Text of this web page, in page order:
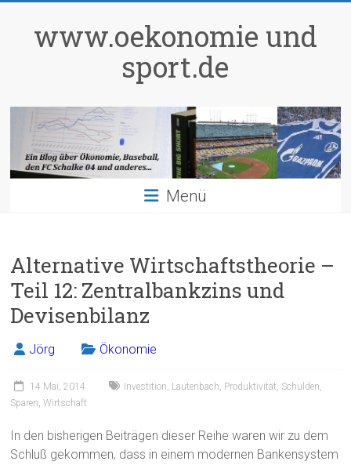
springenwww.oekonomie und
sport.de
Menü
Alternative Wirtschaftstheorie –
Teil 12: Zentralbankzins und
Devisenbilanz
Jörg Ökonomie
14 Mai, 2014 Investition, Lautenbach, Produktivität, Schulden,
Sparen,Wirtschaft
In den bisherigen Beiträgen dieser Reihe waren wir zu dem
Schluß gekommen, dass in einem modernen Bankensystem